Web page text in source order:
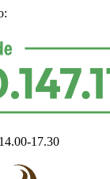
17.30